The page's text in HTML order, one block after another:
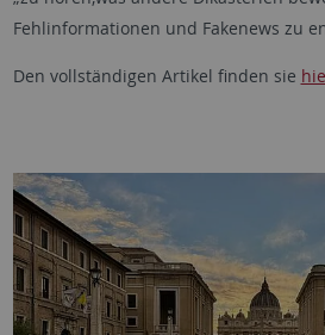
Fehlinformationen und Fakenews zu
Den vollständigen Artikel finden sie